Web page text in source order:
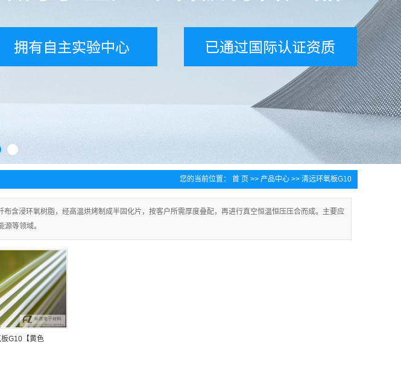
您的当前位置： 首 页 >> 产品中心 >> 清远环氧板G10
含浸环氧树脂，经高温烘烤制成半固化片，按客户所需厚度叠配，再进行真空恒温恒压压合而成。主要应
等领域。
G10【黄色